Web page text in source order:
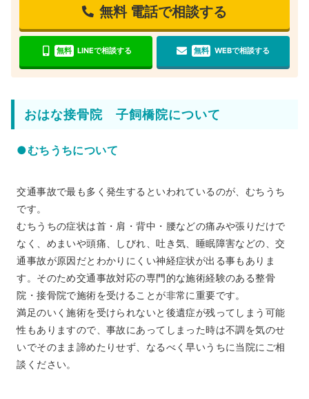
無料 電話で相談する
無料 LINEで相談する 無料 WEBで相談する
おはな接骨院 子飼橋院について
●むちうちについて
交通事故で最も多く発生するといわれているのが、むちうち
です。
むちうちの症状は首・肩・背中・腰などの痛みや張りだけで
なく、めまいや頭痛、しびれ、吐き気、睡眠障害などの、交
通事故が原因だとわかりにくい神経症状が出る事もありま
す。そのため交通事故対応の専門的な施術経験のある整骨
院・接骨院で施術を受けることが非常に重要です。
満足のいく施術を受けられないと後遺症が残ってしまう可能
性もありますので、事故にあってしまった時は不調を気のせ
いでそのまま諦めたりせず、なるべく早いうちに当院にご相
談ください。